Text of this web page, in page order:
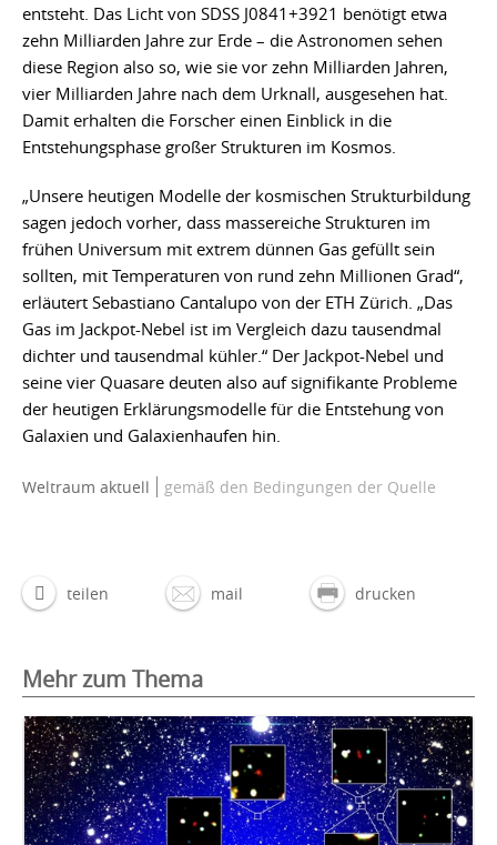
entsteht. Das Licht von SDSS J0841+3921 benötigt etwa
zehn Milliarden Jahre zur Erde – die Astronomen sehen
diese Region also so, wie sie vor zehn Milliarden Jahren,
vier Milliarden Jahre nach dem Urknall, ausgesehen hat.
Damit erhalten die Forscher einen Einblick in die
Entstehungsphase großer Strukturen im Kosmos.
„Unsere heutigen Modelle der kosmischen Strukturbildung
sagen jedoch vorher, dass massereiche Strukturen im
frühen Universum mit extrem dünnen Gas gefüllt sein
sollten, mit Temperaturen von rund zehn Millionen Grad“,
erläutert Sebastiano Cantalupo von der ETH Zürich. „Das
Gas im Jackpot-Nebel ist im Vergleich dazu tausendmal
dichter und tausendmal kühler.“ Der Jackpot-Nebel und
seine vier Quasare deuten also auf signifikante Probleme
der heutigen Erklärungsmodelle für die Entstehung von
Galaxien und Galaxienhaufen hin.
Weltraum aktuell gemäß den Bedingungen der Quelle
teilen mail drucken
Mehr zum Thema